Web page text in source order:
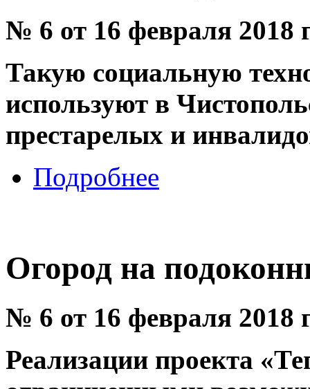
№ 6 от 16 февраля 2018
Такую социальную
используют в
престарелых и
Подробнее
Огород на
№ 6 от 16 февраля 2018
Реализации проекта